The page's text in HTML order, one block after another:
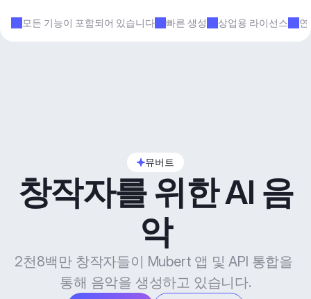
모든 기능이 포함되어 있습니다 빠른 생성 상업용 라이선스
뮤버트
창작자를 위한 AI 음
악
2천8백만 창작자들이 Mubert 앱 및 API 통합을
통해 음악을 생성하고 있습니다.